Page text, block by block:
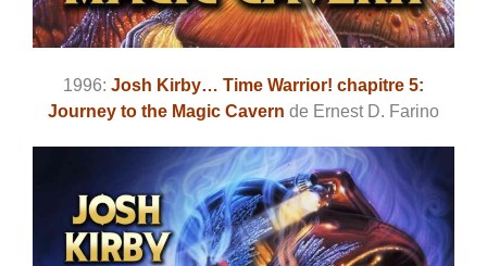
1996: Josh Kirby… Time Warrior! chapitre 5:
Journey to the Magic Cavern de Ernest D. Farino